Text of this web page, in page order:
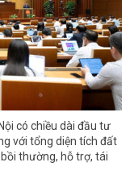
có chiều dài đầu tư
với tổng diện tích đất
thường, hỗ trợ, tái